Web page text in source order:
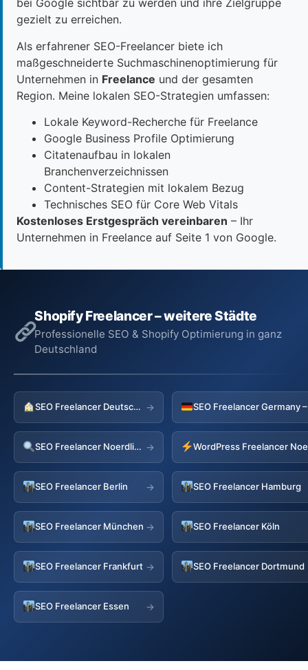
bei Google sichtbar zu werden und ihre Zielgruppe
gezielt zu erreichen.
Als erfahrener SEO-Freelancer biete ich
maßgeschneiderte Suchmaschinenoptimierung für
Unternehmen in Freelance und der gesamten
Region. Meine lokalen SEO-Strategien umfassen:
Lokale Keyword-Recherche für Freelance
Google Business Profile Optimierung
Citatenaufbau in lokalen
Branchenverzeichnissen
Content-Strategien mit lokalem Bezug
Technisches SEO für Core Web Vitals
Kostenloses Erstgespräch vereinbaren – Ihr
Unternehmen in Freelance auf Seite 1 von Google.
Shopify Freelancer – weitere Städte
Professionelle SEO & Shopify Optimierung in ganz
Deutschland
SEO Freelancer Deutschland →
SEO Freelancer Noerdlingen →
SEO Freelancer Berlin → SEO Freelancer Hamburg
SEO Freelancer München → SEO Freelancer Köln
SEO Freelancer Frankfurt → SEO Freelancer Dortmund
SEO Freelancer Essen →